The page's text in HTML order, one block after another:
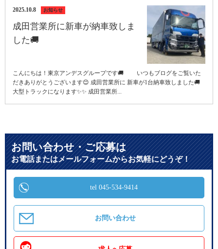
2025.10.8 お知らせ
成田営業所に新車が納車致しま
した🚚
こんにちは！東京アンデスグループです🚚 いつもブログをご覧いた
だきありがとうございます😊 成田営業所に 新車が1台納車致しました🚚
大型トラックになります✨✨ 成田営業所...
お問い合わせ・ご応募は
お電話またはメールフォームからお気軽にどうぞ！
tel 045-534-9414
お問い合わせ